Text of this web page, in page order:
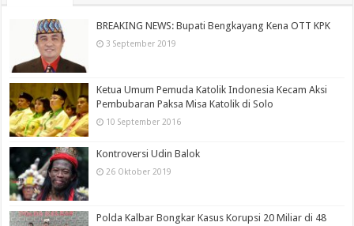
BREAKING NEWS: Bupati Bengkayang Kena OTT KPK
3 September 2019
Ketua Umum Pemuda Katolik Indonesia Kecam Aksi
Pembubaran Paksa Misa Katolik di Solo
10 September 2016
Kontroversi Udin Balok
26 Oktober 2019
Polda Kalbar Bongkar Kasus Korupsi 20 Miliar di 48